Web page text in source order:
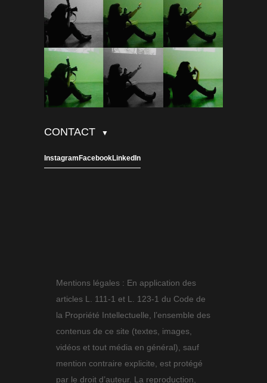
CONTACT ▼
Instagram FacebookLinkedIn
Mentions légales : En application des
articles L. 111-1 et L. 123-1 du Code de
la Propriété Intellectuelle, l’ensemble des
contenus de ce site (textes, images,
vidéos et tout média en général), sauf
mention contraire explicite, est protégé
par le droit d’auteur. La reproduction,